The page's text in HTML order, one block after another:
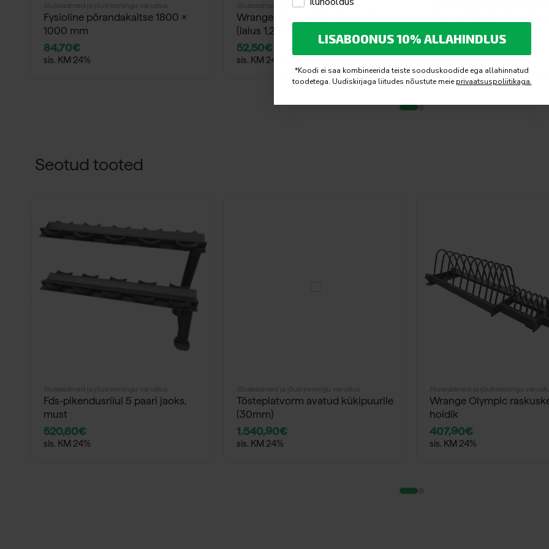
Jõuseadmed ja jõutreeningu varustus
Fysioline põrandakaitse 1800 x
1000 mm
84,70€
sis. KM 24%
Jõuseadmed ja jõutreeningu varustus
Wrange Sport põrandakate 8mm
(laius 1,25m)
52,50€
sis. KM 24%
Wrange Elastic Tile
33,50€
Seotud tooted
Jõuseadmed ja jõutreeningu varustus
Fds-pikendusriiul 5 paari jaoks,
must
520,60€
sis. KM 24%
Jõuseadmed ja jõutreeningu varustus
Tõsteplatvorm avatud kükipuurile
(30mm)
1.540,90€
sis. KM 24%
Jõuseadmed ja jõutreeningu varustus
Wrange Olympic
hoidik
407,90€
sis. KM 24%
LISABOONUS 10% ALLAHINDLUS
*Koodi ei saa kombineerida teiste sooduskoodide ega allahinnatud
toodetega. Uudiskirjaga liitudes nõustute meie privaatsuspoliitikaga.